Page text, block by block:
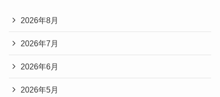
2026年8月
2026年7月
2026年6月
2026年5月